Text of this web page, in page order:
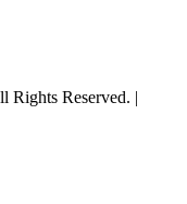
Rights Reserved. |